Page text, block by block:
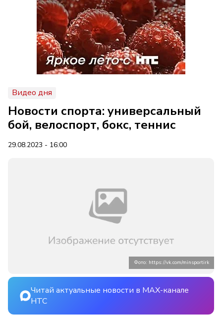
Видео дня
Новости спорта: универсальный
бой, велоспорт, бокс, теннис
29.08.2023 - 16:00
Фото: https://vk.com/minsportirk
Читай актуальные новости в MAX-канале
НТС